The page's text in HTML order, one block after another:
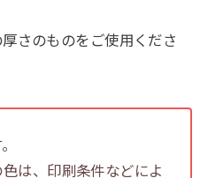
さのものをご使用くださ
は、印刷条件などによ